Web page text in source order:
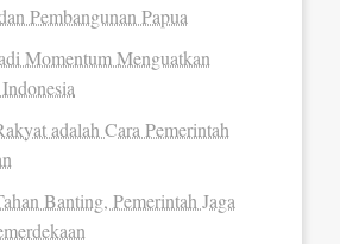
Pembangunan Papua
Momentum Menguatkan
adalah Cara Pemerintah
Banting, Pemerintah Jaga